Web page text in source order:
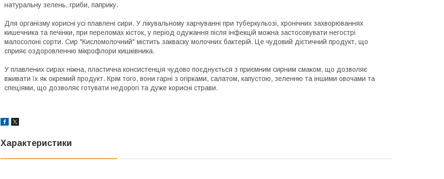
натуральну зелень, гриби, паприку.
Для організму корисні усі плавлені сири. У лікувальному харчуванні при туберкульозі, хронічних захворюваннях
кишечника та печінки, при переломах кісток, у період одужання після інфекцій можна застосовувати негострі
малосолоні сорти. Сир "Кисломолочний" містить закваску молочних бактерій. Це чудовий дієтичний продукт, що
сприяє оздоровленню мікрофлори кишківника.
У плавлених сирах ніжна, пластична консистенція чудово поєднується з приємним сирним смаком, що дозволяє
вживати їх як окремий продукт. Крім того, вони гарні з огірками, салатом, капустою, зеленню та іншими овочами та
спеціями, що дозволяє готувати недорогі та дуже корисні страви.
Характеристики